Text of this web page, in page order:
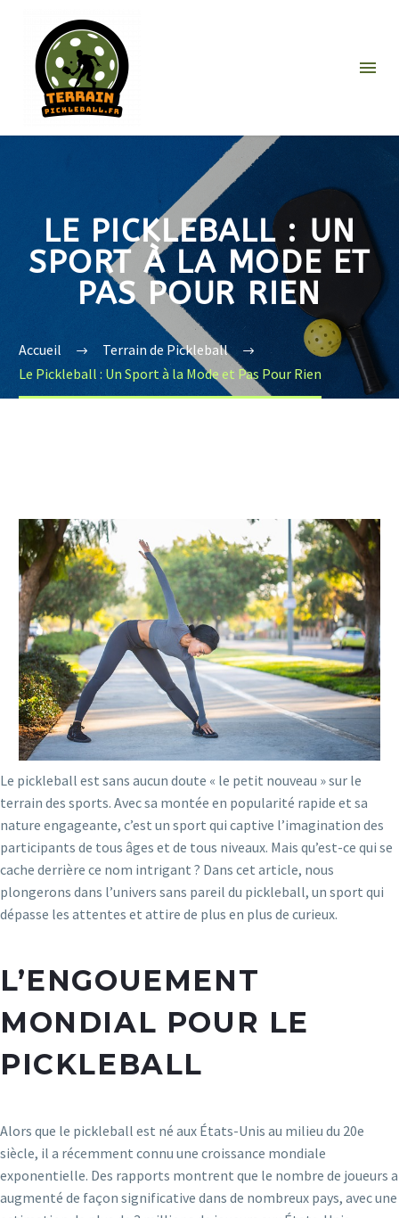
LE PICKLEBALL : UN
SPORT À LA MODE ET
PAS POUR RIEN
Accueil
Terrain de Pickleball
Le Pickleball : Un Sport à la Mode et Pas Pour Rien
Le pickleball est sans aucun doute « le petit nouveau » sur le
terrain des sports. Avec sa montée en popularité rapide et sa
nature engageante, c’est un sport qui captive l’imagination des
participants de tous âges et de tous niveaux. Mais qu’est-ce qui se
cache derrière ce nom intrigant ? Dans cet article, nous
plongerons dans l’univers sans pareil du pickleball, un sport qui
dépasse les attentes et attire de plus en plus de curieux.
L’ENGOUEMENT
MONDIAL POUR LE
PICKLEBALL
Alors que le pickleball est né aux États-Unis au milieu du 20e
siècle, il a récemment connu une croissance mondiale
exponentielle. Des rapports montrent que le nombre de joueurs a
augmenté de façon significative dans de nombreux pays, avec une